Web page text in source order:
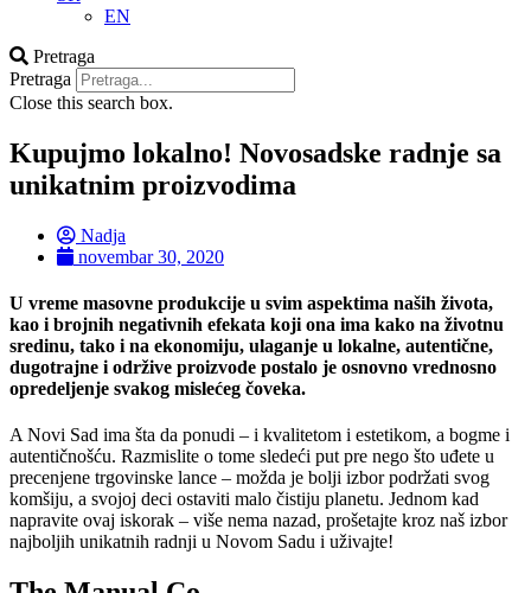
EN
Pretraga
Pretraga
Close this search box.
Kupujmo lokalno! Novosadske radnje sa
unikatnim proizvodima
Nadja
novembar 30, 2020
U vreme masovne produkcije u svim aspektima naših života,
kao i brojnih negativnih efekata koji ona ima kako na životnu
sredinu, tako i na ekonomiju, ulaganje u lokalne, autentične,
dugotrajne i održive proizvode postalo je osnovno vrednosno
opredeljenje svakog mislećeg čoveka.
A Novi Sad ima šta da ponudi – i kvalitetom i estetikom, a bogme i
autentičnošću. Razmislite o tome sledeći put pre nego što uđete u
precenjene trgovinske lance – možda je bolji izbor podržati svog
komšiju, a svojoj deci ostaviti malo čistiju planetu. Jednom kad
napravite ovaj iskorak – više nema nazad, prošetajte kroz naš izbor
najboljih unikatnih radnji u Novom Sadu i uživajte!